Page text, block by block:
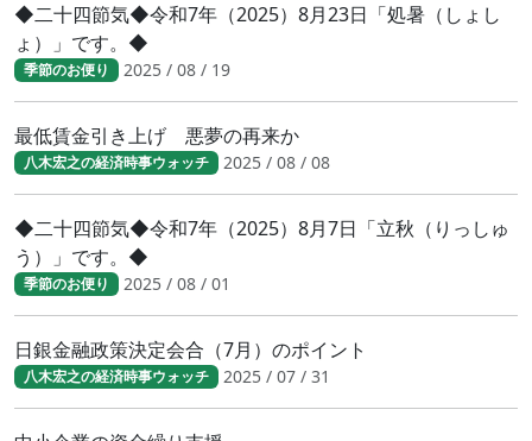
◆二十四節気◆令和7年（2025）8月23日「処暑（しょし
ょ）」です。◆
季節のお便り 2025 / 08 / 19
最低賃金引き上げ 悪夢の再来か
八木宏之の経済時事ウォッチ 2025 / 08 / 08
◆二十四節気◆令和7年（2025）8月7日「立秋（りっしゅ
う）」です。◆
季節のお便り 2025 / 08 / 01
日銀金融政策決定会合（7月）のポイント
八木宏之の経済時事ウォッチ 2025 / 07 / 31